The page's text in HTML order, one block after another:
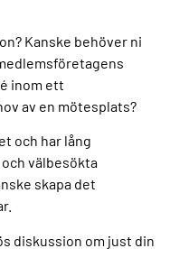
Kanske behöver ni
inom ett
av en mötesplats?
och har lång
välbesökta
skapa det
diskussion om just din